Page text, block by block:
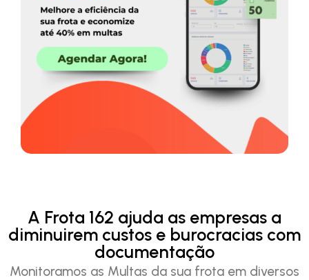
A Frota 162 ajuda as empresas a
diminuirem custos e burocracias com
documentação
Monitoramos as Multas da sua frota em diversos